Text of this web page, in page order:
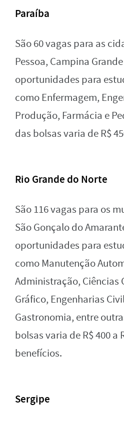
Paraíba
São 60 vagas para as
Pessoa, Campina
oportunidades para
como Enfermagem,
Produção, Farmácia e
das bolsas varia de R$
Rio Grande do Norte
São 116 vagas para os
São Gonçalo do
oportunidades para
como Manutenção
Administração, Ciências
Gráfico, Engenharias
Gastronomia, entre
bolsas varia de R$ 400 a
benefícios.
Sergipe